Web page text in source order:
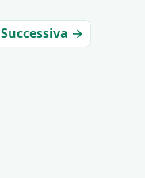
Successiva →